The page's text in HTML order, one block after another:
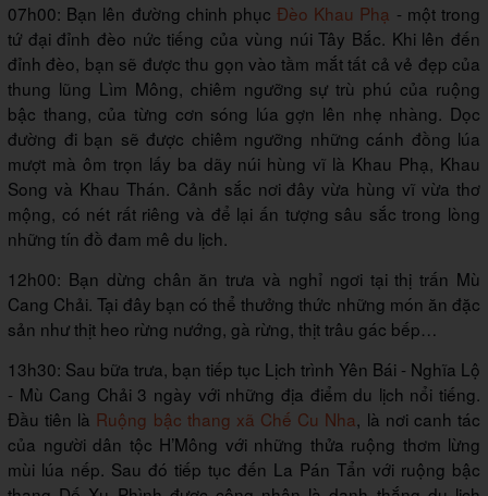
07h00: Bạn lên đường chinh phụcĐèo Khau Phạ - một trong
tứ đại đỉnh đèo nức tiếng của vùng núi Tây Bắc. Khi lên đến
đỉnh đèo, bạn sẽ được thu gọn vào tầm mắt tất cả vẻ đẹp của
thung lũng Lìm Mông, chiêm ngưỡng sự trù phú của ruộng
bậc thang, của từng cơn sóng lúa gợn lên nhẹ nhàng. Dọc
đường đi bạn sẽ được chiêm ngưỡng những cánh đồng lúa
mượt mà ôm trọn lấy ba dãy núi hùng vĩ là Khau Phạ, Khau
Song và Khau Thán. Cảnh sắc nơi đây vừa hùng vĩ vừa thơ
mộng, có nét rất riêng và để lại ấn tượng sâu sắc trong lòng
những tín đồ đam mê du lịch.
12h00: Bạn dừng chân ăn trưa và nghỉ ngơi tại thị trấn Mù
Cang Chải. Tại đây bạn có thể thưởng thức những món ăn đặc
sản như thịt heo rừng nướng, gà rừng, thịt trâu gác bếp…
13h30: Sau bữa trưa, bạn tiếp tục Lịch trình Yên Bái - Nghĩa Lộ
- Mù Cang Chải 3 ngày với những địa điểm du lịch nổi tiếng.
Đầu tiên là Ruộng bậc thang xã Chế Cu Nha, là nơi canh tác
của người dân tộc H’Mông với những thửa ruộng thơm lừng
mùi lúa nếp. Sau đó tiếp tục đến La Pán Tẩn với ruộng bậc